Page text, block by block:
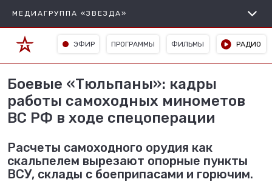
МЕДИАГРУППА «ЗВЕЗДА»
ЭФИР ПРОГРАММЫ ФИЛЬМЫ РАДИО
Боевые «Тюльпаны»: кадры
работы самоходных минометов
ВС РФ в ходе спецоперации
Расчеты самоходного орудия как
скальпелем вырезают опорные пункты
ВСУ, склады с боеприпасами и горючим.